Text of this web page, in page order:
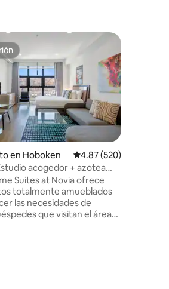
5 de 5, 33 reseñas
en Hoboken Calificación promedio:
4.87 (520)
acogedor + azotea
Suites at Novia ofrece
totalmente amueblados
las necesidades de
que visitan el área